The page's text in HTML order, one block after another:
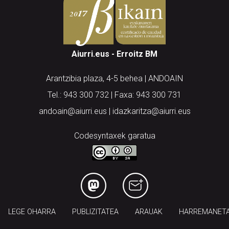
Aiurri.eus - Erroitz BM
Arantzibia plaza, 4-5 behea | ANDOAIN
Tel.: 943 300 732 | Faxa: 943 300 731
andoain@aiurri.eus | idazkaritza@aiurri.eus
Codesyntaxek garatua
LEGE OHARRA PUBLIZITATEA ARAUAK